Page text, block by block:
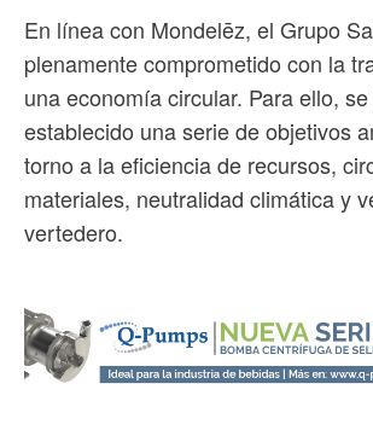
En línea con Mondelēz, el Grupo
plenamente comprometido con la
una economía circular. Para ello,
establecido una serie de objetivos
torno a la eficiencia de recursos,
materiales, neutralidad climática y
vertedero.